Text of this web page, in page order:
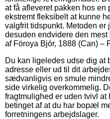
at få afleveret pakken hos en
ekstremt fleksibelt at kunne
valgfrit tidspunkt. Metoden
desuden endvidere den
af Föroya Bjór, 1888 (Can) –
Du kan ligeledes udse dig at
adresse eller ud til dit
sædvanligvis en smule
side virkelig overkommelig.
fragtmulighed er uden tvivl at
betinget af at du har bopæl
forretningens arbejdslager.